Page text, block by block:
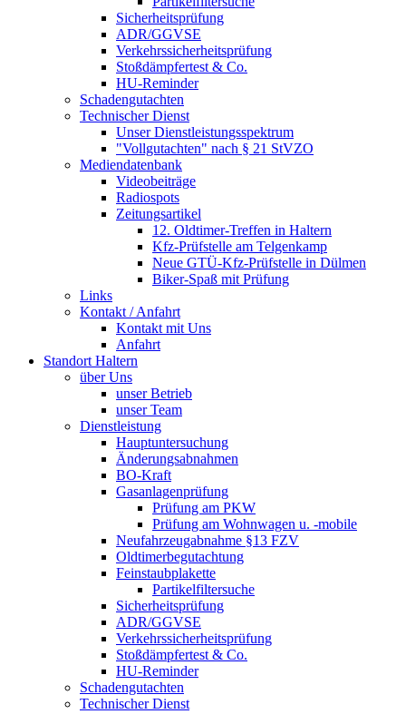
Sicherheitsprüfung
ADR/GGVSE
Verkehrssicherheitsprüfung
Stoßdämpfertest & Co.
HU-Reminder
Schadengutachten
Technischer Dienst
Unser Dienstleistungsspektrum
"Vollgutachten" nach § 21 StVZO
Mediendatenbank
Videobeiträge
Radiospots
Zeitungsartikel
12. Oldtimer-Treffen in Haltern
Kfz-Prüfstelle am Telgenkamp
Neue GTÜ-Kfz-Prüfstelle in Dülmen
Biker-Spaß mit Prüfung
Links
Kontakt / Anfahrt
Kontakt mit Uns
Anfahrt
Standort Haltern
über Uns
unser Betrieb
unser Team
Dienstleistung
Hauptuntersuchung
Änderungsabnahmen
BO-Kraft
Gasanlagenprüfung
Prüfung am PKW
Prüfung am Wohnwagen u. -mobile
Neufahrzeugabnahme §13 FZV
Oldtimerbegutachtung
Feinstaubplakette
Partikelfiltersuche
Sicherheitsprüfung
ADR/GGVSE
Verkehrssicherheitsprüfung
Stoßdämpfertest & Co.
HU-Reminder
Schadengutachten
Technischer Dienst